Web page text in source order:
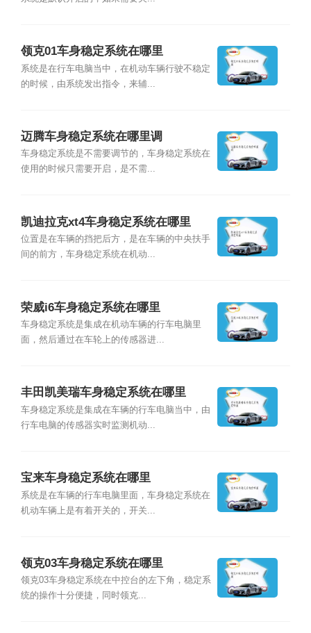
领克01车身稳定系统在哪里
系统是在行车电脑当中，在机动车辆行驶不稳定
的时候，由系统发出指令，来辅...
迈腾车身稳定系统在哪里调
车身稳定系统是不需要调节的，车身稳定系统在
使用的时候只需要开启，是不需...
凯迪拉克xt4车身稳定系统在哪里
位置是在车辆的挡把后方，是在车辆的中央扶手
间的前方，车身稳定系统在机动...
荣威i6车身稳定系统在哪里
车身稳定系统是集成在机动车辆的行车电脑里
面，然后通过在车轮上的传感器进...
丰田凯美瑞车身稳定系统在哪里
车身稳定系统是集成在车辆的行车电脑当中，由
行车电脑的传感器实时监测机动...
宝来车身稳定系统在哪里
系统是在车辆的行车电脑里面，车身稳定系统在
机动车辆上是有着开关的，开关...
领克03车身稳定系统在哪里
领克03车身稳定系统在中控台的左下角，稳定系
统的操作十分便捷，同时领克...